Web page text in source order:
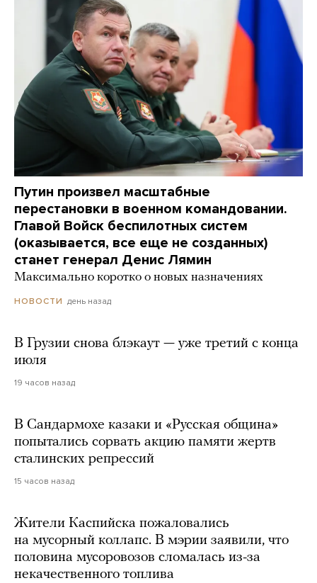
Путин произвел масштабные
перестановки в военном командовании.
Главой Войск беспилотных систем
(оказывается, все еще не созданных)
станет генерал Денис Лямин
Максимально коротко о новых назначениях
НОВОСТИ день назад
В Грузии снова блэкаут — уже третий с конца
июля
19 часов назад
В Сандармохе казаки и «Русская община»
попытались сорвать акцию памяти жертв
сталинских репрессий
15 часов назад
Жители Каспийска пожаловались
на мусорный коллапс. В мэрии заявили, что
половина мусоровозов сломалась из-за
некачественного топлива